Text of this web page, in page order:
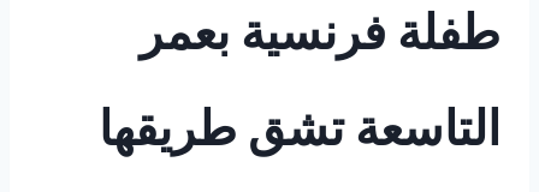
طفلة فرنسية بعمر
التاسعة تشق طريقها